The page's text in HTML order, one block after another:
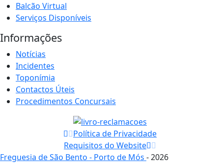
Balcão Virtual
Serviços Disponíveis
Informações
Notícias
Incidentes
Toponímia
Contactos Úteis
Procedimentos Concursais
Política de Privacidade
Requisitos do Website
Freguesia de São Bento - Porto de Mós - 2026